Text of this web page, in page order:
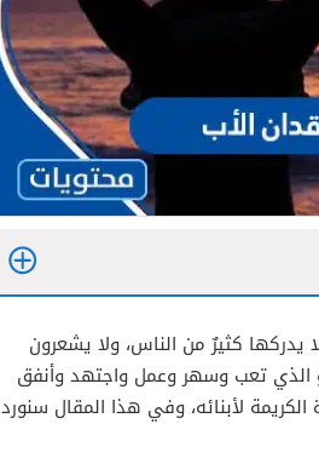
يدركها كثيرٌ من الناس، ولا يشعرون
الذي تعب وسهر وعمل واجتهد وأنفق
لأبنائه، وفي هذا المقال سنورد